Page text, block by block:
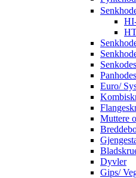
Euro/
Muttere
Dyvler
Gips/